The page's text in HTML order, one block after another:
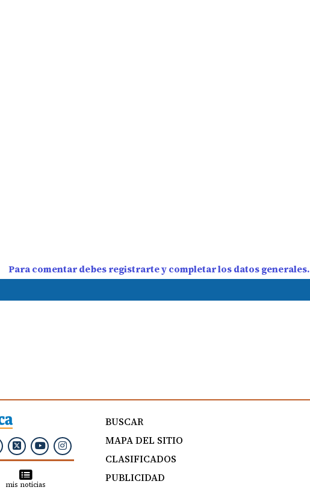
Para comentar debes registrarte y completar los datos generales.
mis noticias
BUSCAR
MAPA DEL SITIO
CLASIFICADOS
PUBLICIDAD